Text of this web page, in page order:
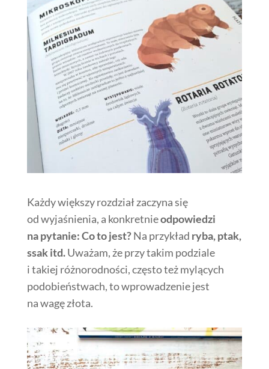
Każdy większy rozdział zaczyna się
od wyjaśnienia, a konkretnieodpowiedzi
na pytanie: Co to jest?Na przykład ryba, ptak,
ssak itd.Uważam, że przy takim podziale
i takiej różnorodności, często też mylących
podobieństwach, to wprowadzenie jest
na wagę złota.